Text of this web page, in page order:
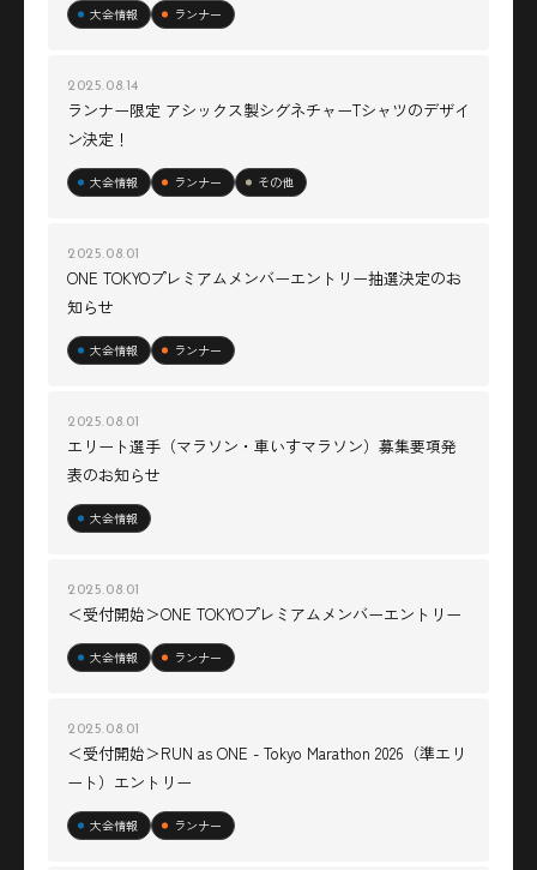
大会情報 ランナー
2025.08.14
ランナー限定 アシックス製シグネチャーTシャツのデザイ
ン決定！
大会情報 ランナー その他
2025.08.01
ONE TOKYOプレミアムメンバーエントリー抽選決定のお
知らせ
大会情報 ランナー
2025.08.01
エリート選手（マラソン・車いすマラソン）募集要項発
表のお知らせ
大会情報
2025.08.01
＜受付開始＞ONE TOKYOプレミアムメンバーエントリー
大会情報 ランナー
2025.08.01
＜受付開始＞RUN as ONE - Tokyo Marathon 2026（準エリ
ート）エントリー
大会情報 ランナー